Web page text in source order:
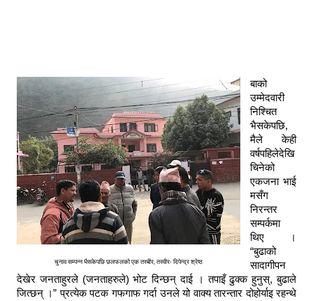
चुनाव सम्पन्न भैसकेपछि छलफलको एक तस्बीर, तस्वीरः दिपेन्द्र श्रेष्ठ
बाको
उम्मेदवारी
निश्चित
भैसकेपछि,
मैले केही
वर्षपहिलेदेखि
चिनेको
एकजना भाई
मसँग
निरन्तर
सम्पर्कमा
थिए ।
“बुढाको
सादागीपन
देखेर जनताहुरले (जनताहरुले) भोट दिन्छन् दाई । तपाइँ ढुक्क हुनुस्, बुढाले
जित्छन् ।” प्रत्येक पटक गफगाफ गर्दा उनले यो वाक्य तारन्तार दोहोर्याइ रहन्थे